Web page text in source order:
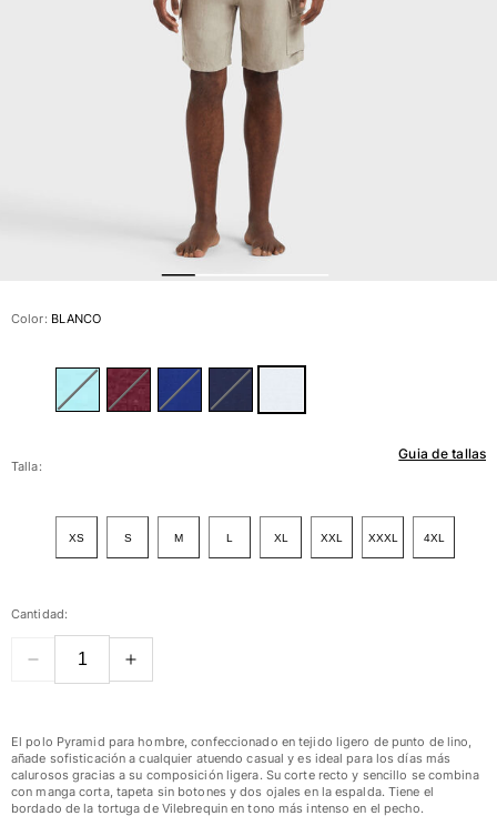
Ver todo Bañadores
Pret-a-porter
Jersey y cárdigan
Chaquetas y Abrigos
Tallas grandes
Ver todo Mujer
Trajes de baño
Partes de abajo
Ver todo Trajes de baño
Pret-a-porter
Color: BLANCO
Guia de tallas
Talla:
XS S M L XL XXL XXXL 4XL
Cantidad:
El polo Pyramid para hombre, confeccionado en tejido ligero de punto de lino,
añade sofisticación a cualquier atuendo casual y es ideal para los días más
calurosos gracias a su composición ligera. Su corte recto y sencillo se combina
con manga corta, tapeta sin botones y dos ojales en la espalda. Tiene el
bordado de la tortuga de Vilebrequin en tono más intenso en el pecho.